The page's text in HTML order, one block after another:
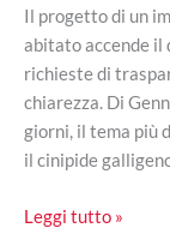
Il progetto di un
abitato accende
richieste di
chiarezza. Di
giorni, il tema più
il cinipide
Fagnano
Leggi tutto »